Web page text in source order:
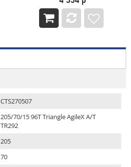
CTS270507
205/70/15 96T Triangle AgileX A/T
TR292
205
70